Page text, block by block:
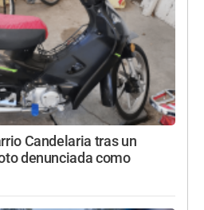
Candelaria tras un
denunciada como